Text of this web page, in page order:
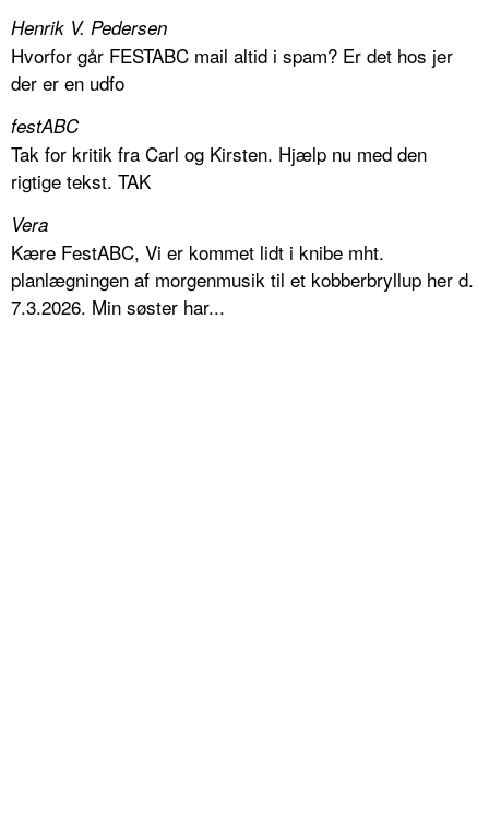
Henrik V. Pedersen
Hvorfor går FESTABC mail altid i spam? Er det hos jer
der er en udfo
festABC
Tak for kritik fra Carl og Kirsten. Hjælp nu med den
rigtige tekst. TAK
Vera
Kære FestABC, Vi er kommet lidt i knibe mht.
planlægningen af morgenmusik til et kobberbryllup her d.
7.3.2026. Min søster har...